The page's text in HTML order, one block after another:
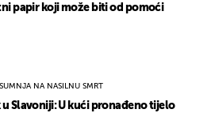
papir koji može biti od pomoći
SUMNJA NA NASILNU SMRT
u Slavoniji: U kući pronađeno tijelo